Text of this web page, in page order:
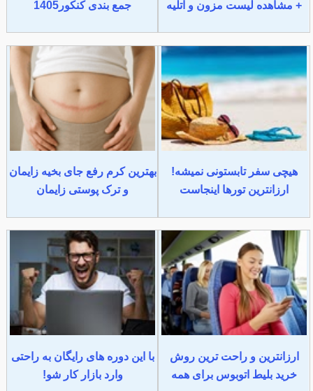
+ مشاهده لیست مزون و آتلیه جمع بندی کنکور1405
هیچی سفر تابستونی نمیشه!
ارزانترین تورها اینجاست
بهترین کرم رفع جای بخیه زایمان
و ترک پوستی زایمان
ارزانترین و راحت ترین روش
خرید بلیط اتوبوس برای همه
با این دوره های رایگان به راحتی
وارد بازار کار شو!